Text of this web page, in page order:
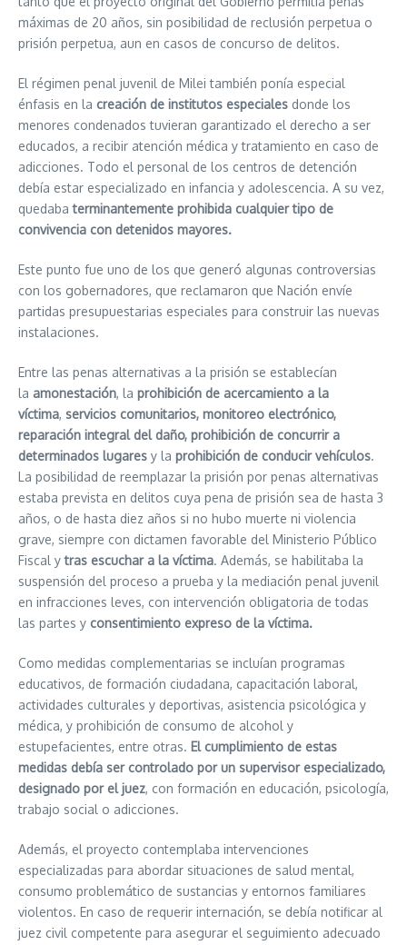
máximas de 20 años, sin posibilidad de reclusión perpetua o
prisión perpetua, aun en casos de concurso de delitos.
El régimen penal juvenil de Milei también ponía especial
énfasis en la creación de institutos especiales donde los
menores condenados tuvieran garantizado el derecho a ser
educados, a recibir atención médica y tratamiento en caso de
adicciones. Todo el personal de los centros de detención
debía estar especializado en infancia y adolescencia. A su vez,
quedabaterminantemente prohibida cualquier tipo de
convivencia con detenidos mayores.
Este punto fue uno de los que generó algunas controversias
con los gobernadores, que reclamaron que Nación envíe
partidas presupuestarias especiales para construir las nuevas
instalaciones.
Entre las penas alternativas a la prisión se establecían
la amonestación, la prohibición de acercamiento a la
víctima, servicios comunitarios, monitoreo electrónico,
reparación integral del daño, prohibición de concurrir a
determinados lugares y la prohibición de conducir vehículos.
La posibilidad de reemplazar la prisión por penas alternativas
estaba prevista en delitos cuya pena de prisión sea de hasta 3
años, o de hasta diez años si no hubo muerte ni violencia
grave, siempre con dictamen favorable del Ministerio Público
Fiscal ytras escuchar a la víctima. Además, se habilitaba la
suspensión del proceso a prueba y la mediación penal juvenil
en infracciones leves, con intervención obligatoria de todas
las partes y consentimiento expreso de la víctima.
Como medidas complementarias se incluían programas
educativos, de formación ciudadana, capacitación laboral,
actividades culturales y deportivas, asistencia psicológica y
médica, y prohibición de consumo de alcohol y
estupefacientes, entre otras. El cumplimiento de estas
medidas debía ser controlado por un supervisor especializado,
designado por el juez, con formación en educación, psicología,
trabajo social o adicciones.
Además, el proyecto contemplaba intervenciones
especializadas para abordar situaciones de salud mental,
consumo problemático de sustancias y entornos familiares
violentos. En caso de requerir internación, se debía notificar al
juez civil competente para asegurar el seguimiento adecuado